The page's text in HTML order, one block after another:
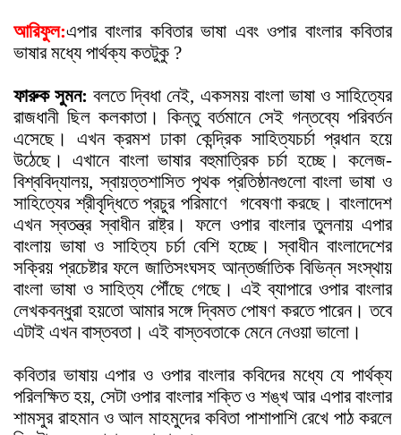
আরিফুল:এপার বাংলার কবিতার ভাষা এবং ওপার বাংলার কবিতার
ভাষার মধ্যে পার্থক্য কতটুকু ?
ফারুক সুমন: বলতে দ্বিধা নেই, একসময় বাংলা ভাষা ও সাহিত্যের
রাজধানী ছিল কলকাতা। কিন্তু বর্তমানে সেই গন্তব্যে পরিবর্তন
এসেছে। এখন ক্রমশ ঢাকা কেন্দ্রিক সাহিত্যচর্চা প্রধান হয়ে
উঠেছে। এখানে বাংলা ভাষার বহুমাত্রিক চর্চা হচ্ছে। কলেজ-
বিশ্ববিদ্যালয়, স্বায়ত্তশাসিত পৃথক প্রতিষ্ঠানগুলো বাংলা ভাষা ও
সাহিত্যের শ্রীবৃদ্ধিতে প্রচুর পরিমাণে
গবেষণা করছে। বাংলাদেশ
এখন স্বতন্ত্র স্বাধীন রাষ্ট্র। ফলে ওপার বাংলার তুলনায় এপার
বাংলায় ভাষা ও সাহিত্য চর্চা বেশি হচ্ছে। স্বাধীন বাংলাদেশের
সক্রিয় প্রচেষ্টার ফলে জাতিসংঘসহ আন্তর্জাতিক বিভিন্ন সংস্থায়
বাংলা ভাষা ও সাহিত্য পৌঁছে গেছে। এই ব্যাপারে ওপার বাংলার
লেখকবন্ধুরা হয়তো আমার সঙ্গে দ্বিমত পোষণ করতে পারেন। তবে
এটাই এখন বাস্তবতা। এই বাস্তবতাকে মেনে নেওয়া ভালো।
কবিতার ভাষায় এপার ও ওপার বাংলার কবিদের মধ্যে যে পার্থক্য
পরিলক্ষিত হয়, সেটা ওপার বাংলার শক্তি ও শঙ্খ আর এপার বাংলার
শামসুর রাহমান ও আল মাহমুদের কবিতা পাশাপাশি রেখে পাঠ করলে